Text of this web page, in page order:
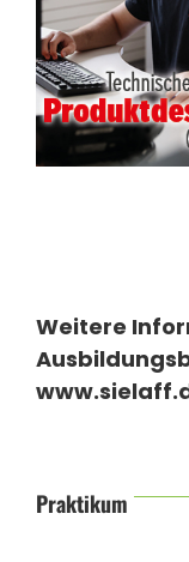
Weitere
Praktikum